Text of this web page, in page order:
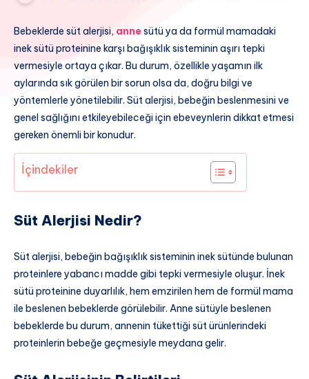
Bebeklerde süt alerjisi, anne sütü ya da formül mamadaki
inek sütü proteinine karşı bağışıklık sisteminin aşırı tepki
vermesiyle ortaya çıkar. Bu durum, özellikle yaşamın ilk
aylarında sık görülen bir sorun olsa da, doğru bilgi ve
yöntemlerle yönetilebilir. Süt alerjisi, bebeğin beslenmesini ve
genel sağlığını etkileyebileceği için ebeveynlerin dikkat etmesi
gereken önemli bir konudur.
İçindekiler
Süt Alerjisi Nedir?
Süt alerjisi, bebeğin bağışıklık sisteminin inek sütünde bulunan
proteinlere yabancı madde gibi tepki vermesiyle oluşur. İnek
sütü proteinine duyarlılık, hem emzirilen hem de formül mama
ile beslenen bebeklerde görülebilir. Anne sütüyle beslenen
bebeklerde bu durum, annenin tükettiği süt ürünlerindeki
proteinlerin bebeğe geçmesiyle meydana gelir.